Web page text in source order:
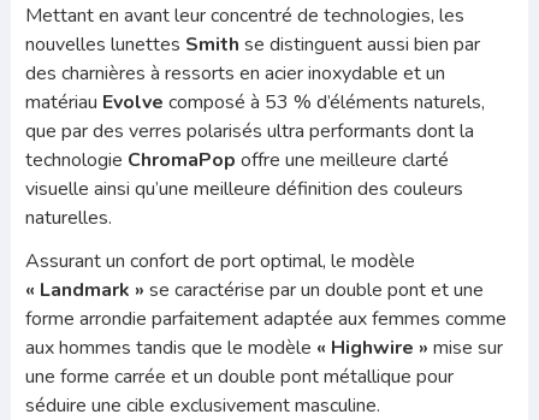
Mettant en avant leur concentré de technologies, les
nouvelles lunettes Smith se distinguent aussi bien par
des charnières à ressorts en acier inoxydable et un
matériau Evolve composé à 53 % d’éléments naturels,
que par des verres polarisés ultra performants dont la
technologie ChromaPop offre une meilleure clarté
visuelle ainsi qu’une meilleure définition des couleurs
naturelles.
Assurant un confort de port optimal, le modèle
« Landmark » se caractérise par un double pont et une
forme arrondie parfaitement adaptée aux femmes comme
aux hommes tandis que le modèle « Highwire » mise sur
une forme carrée et un double pont métallique pour
séduire une cible exclusivement masculine.